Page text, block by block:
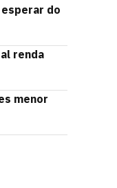
do
renda
menor